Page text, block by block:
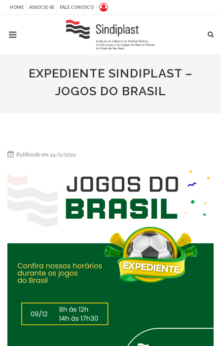
HOME ASSOCIE-SE FALE CONOSCO
EXPEDIENTE SINDIPLAST –
JOGOS DO BRASIL
Publicado em 24/11/2022